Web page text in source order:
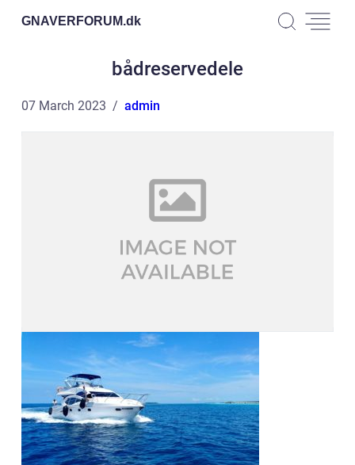
GNAVERFORUM.dk
bådreservedele
07 March 2023 admin